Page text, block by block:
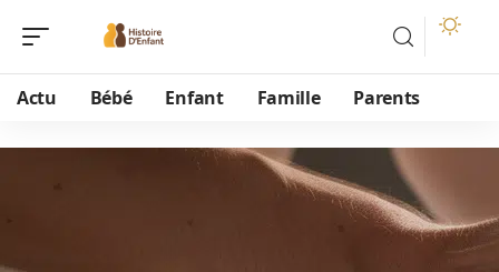
Actu Bébé Enfant Famille Parents